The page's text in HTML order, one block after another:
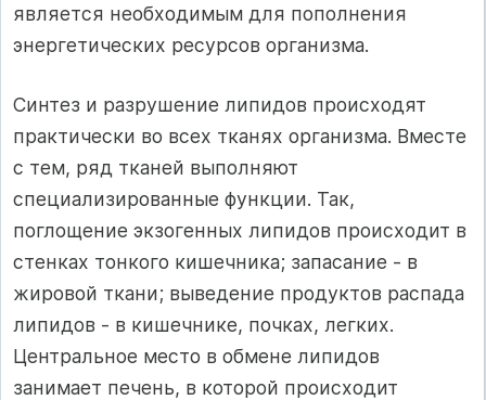
является необходимым для пополнения
энергетических ресурсов организма.
Синтез и разрушение липидов происходят
практически во всех тканях организма. Вместе
с тем, ряд тканей выполняют
специализированные функции. Так,
поглощение экзогенных липидов происходит в
стенках тонкого кишечника; запасание - в
жировой ткани; выведение продуктов распада
липидов - в кишечнике, почках, легких.
Центральное место в обмене липидов
занимает печень, в которой происходит